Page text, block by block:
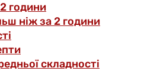
години
ніж за 2 години
складності